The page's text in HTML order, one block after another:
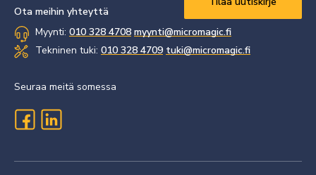
Ota meihin yhteyttä
Myynti: 010 328 4708 myynti@micromagic.fi
Tekninen tuki: 010 328 4709 tuki@micromagic.fi
Seuraa meitä somessa